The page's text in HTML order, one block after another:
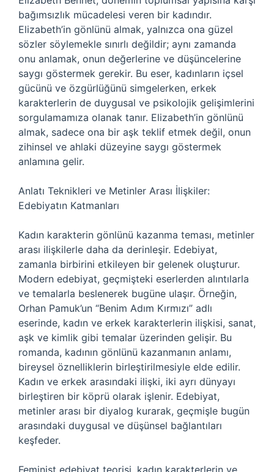
bağımsızlık mücadelesi veren bir kadındır.
Elizabeth’in gönlünü almak, yalnızca ona güzel
sözler söylemekle sınırlı değildir; aynı zamanda
onu anlamak, onun değerlerine ve düşüncelerine
saygı göstermek gerekir. Bu eser, kadınların içsel
gücünü ve özgürlüğünü simgelerken, erkek
karakterlerin de duygusal ve psikolojik gelişimlerini
sorgulamamıza olanak tanır. Elizabeth’in gönlünü
almak, sadece ona bir aşk teklif etmek değil, onun
zihinsel ve ahlaki düzeyine saygı göstermek
anlamına gelir.
Anlatı Teknikleri ve Metinler Arası İlişkiler:
Edebiyatın Katmanları
Kadın karakterin gönlünü kazanma teması, metinler
arası ilişkilerle daha da derinleşir. Edebiyat,
zamanla birbirini etkileyen bir gelenek oluşturur.
Modern edebiyat, geçmişteki eserlerden alıntılarla
ve temalarla beslenerek bugüne ulaşır. Örneğin,
Orhan Pamuk’un “Benim Adım Kırmızı” adlı
eserinde, kadın ve erkek karakterlerin ilişkisi, sanat,
aşk ve kimlik gibi temalar üzerinden gelişir. Bu
romanda, kadının gönlünü kazanmanın anlamı,
bireysel öznelliklerin birleştirilmesiyle elde edilir.
Kadın ve erkek arasındaki ilişki, iki ayrı dünyayı
birleştiren bir köprü olarak işlenir. Edebiyat,
metinler arası bir diyalog kurarak, geçmişle bugün
arasındaki duygusal ve düşünsel bağlantıları
keşfeder.
Feminist edebiyat teorisi, kadın karakterlerin ve